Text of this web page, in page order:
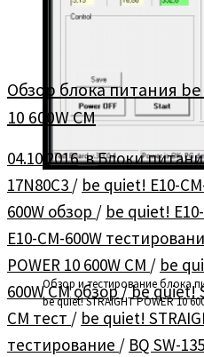
Обзор и тестирование блока
be quiet! STRAIGHT POWER 10
Обзор блока питания be
10 600W CM
04.10.2016вБлоки
17N80C3 / be quiet! E10-
600W обзор / be quiet!
E10-CM-600W
POWER 10 600W CM / be
600W CM обзор/be quiet!
CM тест / be quiet!
тестирование / BQ SW-